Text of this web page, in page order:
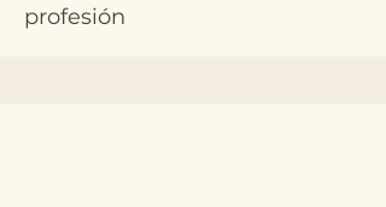
profesión